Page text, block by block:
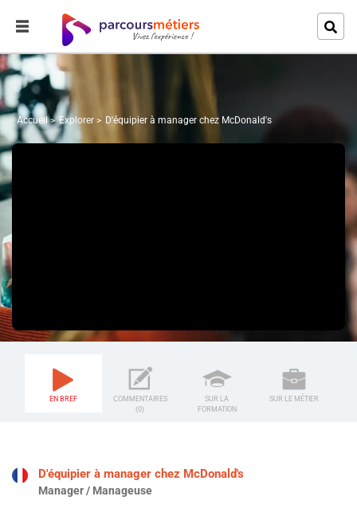
Accueil Explorer D'équipier à manager chez McDonald's
EN BREF
COMMENTAIRES
(0)
SUR LA
FORMATION
SUR LE MÉTIER
D'équipier à manager chez McDonald's
Manager / Manageuse